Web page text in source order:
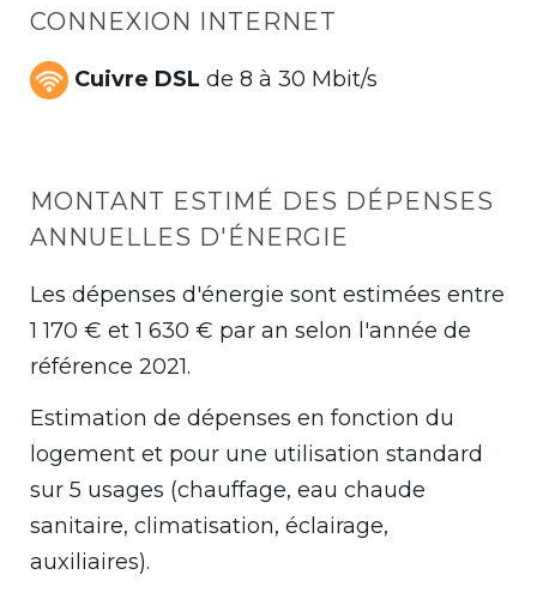
CONNEXION INTERNET
Cuivre DSL de 8 à 30 Mbit/s
MONTANT ESTIMÉ DES DÉPENSES
ANNUELLES D'ÉNERGIE
Les dépenses d'énergie sont estimées entre
1 170 € et 1 630 € par an selon l'année de
référence 2021.
Estimation de dépenses en fonction du
logement et pour une utilisation standard
sur 5 usages (chauffage, eau chaude
sanitaire, climatisation, éclairage,
auxiliaires).